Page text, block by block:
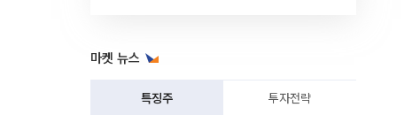
마켓 뉴스
특징주 투자전략